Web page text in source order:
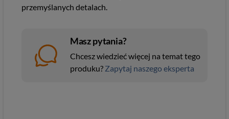
przemyślanych detalach.
Masz pytania?
Chcesz wiedzieć więcej na temat tego
produku? Zapytaj naszego eksperta